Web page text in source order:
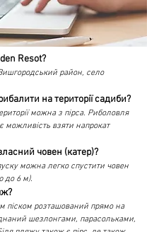
Resot?
район, село
на території садиби?
можна з пірса. Риболовля
взяти напрокат
човен (катер)?
можна легко спустити човен
до 6 м).
піском розташований прямо на
шезлонгами, парасольками,